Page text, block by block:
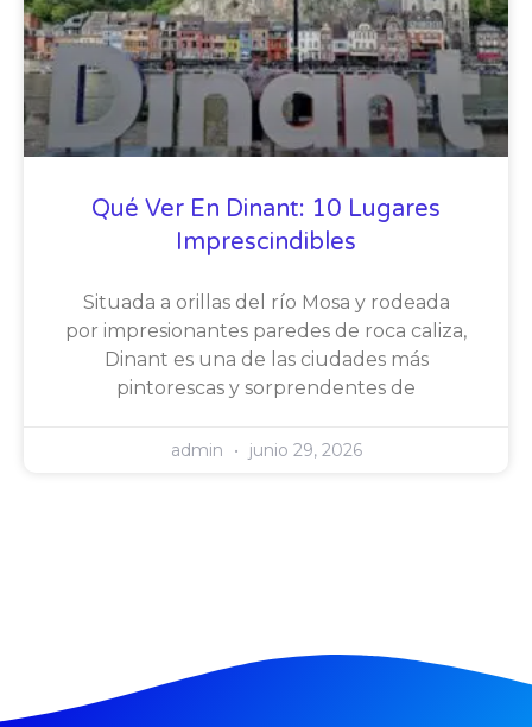
Qué Ver En Dinant: 10 Lugares
Imprescindibles
Situada a orillas del río Mosa y rodeada
por impresionantes paredes de roca caliza,
Dinant es una de las ciudades más
pintorescas y sorprendentes de
admin junio 29, 2026